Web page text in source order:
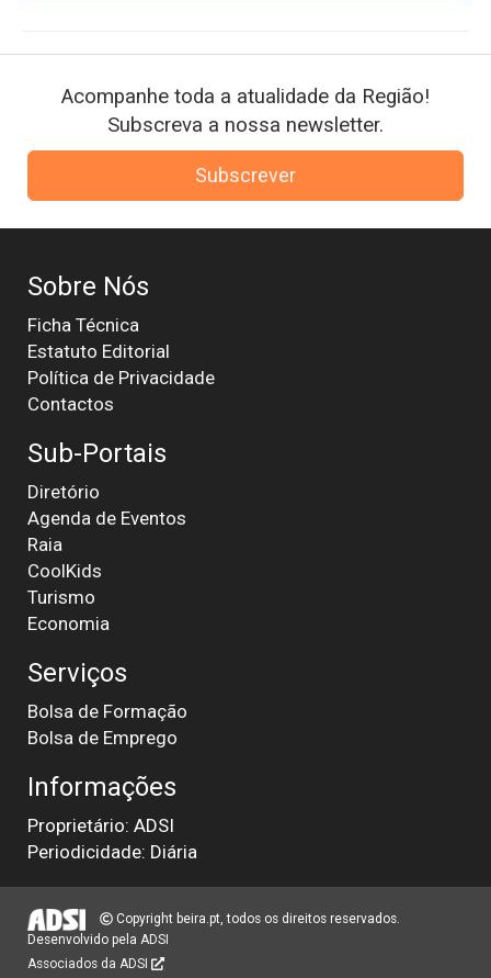
Acompanhe toda a atualidade da Região!
Subscreva a nossa newsletter.
Subscrever
Sobre Nós
Ficha Técnica
Estatuto Editorial
Política de Privacidade
Contactos
Sub-Portais
Diretório
Agenda de Eventos
Raia
CoolKids
Turismo
Economia
Serviços
Bolsa de Formação
Bolsa de Emprego
Informações
Proprietário: ADSI
Periodicidade: Diária
Copyright beira.pt, todos os direitos reservados.
Desenvolvido pela ADSI
Associados da ADSI